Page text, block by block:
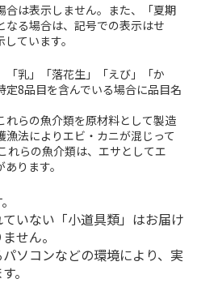
合は表示しません。また、「夏期
なる場合は、記号での表示はせ
ています。
「乳」「落花生」「えび」「か
定8品目を含んでいる場合に品目名
らの魚介類を原材料として製造
法によりエビ・カニが混じって
れらの魚介類は、エサとしてエ
ります。
いない「小道具類」はお届け
せん。
ソコンなどの環境により、実
。